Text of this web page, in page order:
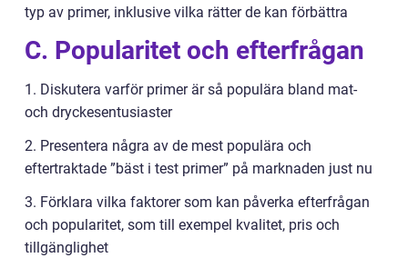
typ av primer, inklusive vilka rätter de kan förbättra
C. Popularitet och efterfrågan
1. Diskutera varför primer är så populära bland mat-
och dryckesentusiaster
2. Presentera några av de mest populära och
eftertraktade ”bäst i test primer” på marknaden just nu
3. Förklara vilka faktorer som kan påverka efterfrågan
och popularitet, som till exempel kvalitet, pris och
tillgänglighet